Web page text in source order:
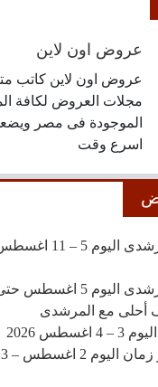
عروض اون لاين
عروض اون لاين كاتب
مجلات العروض لكافة
الموجودة فى مصر
اسرع وقت
2026